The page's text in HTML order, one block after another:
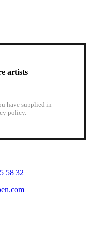
artists
have supplied in
policy.
58 32